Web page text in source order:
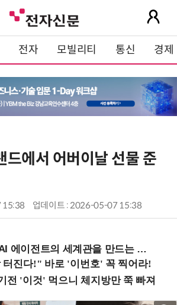
전자 모빌리티 통신 경제
드에서 어버이날 선물 준
15:38 업데이트 : 2026-05-07 15:38
세계관을 만드는 지식 설계자로.. (8/20 강남역)